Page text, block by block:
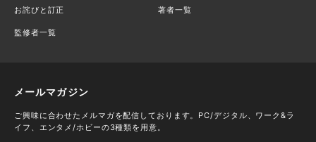
お詫びと訂正 著者一覧
監修者一覧
メールマガジン
ご興味に合わせたメルマガを配信しております。PC/デジタル、ワーク&ラ
イフ、エンタメ/ホビーの3種類を用意。